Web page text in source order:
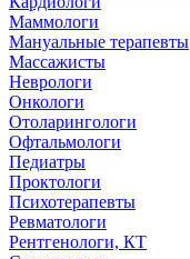
Маммологи
Мануальные терапевты
Массажисты
Неврологи
Онкологи
Отоларингологи
Офтальмологи
Педиатры
Проктологи
Психотерапевты
Ревматологи
Рентгенологи, КТ